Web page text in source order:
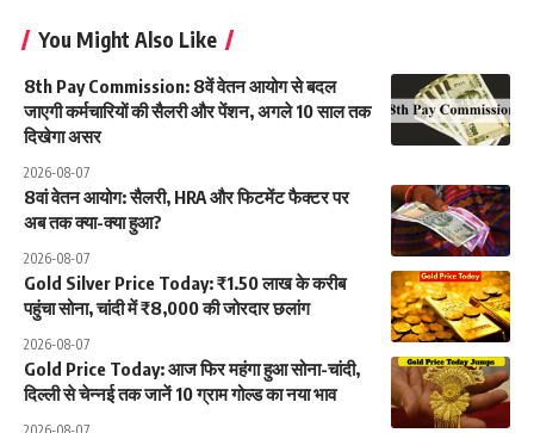
You Might Also Like
8th Pay Commission: 8वें वेतन आयोग से बदल
जाएगी कर्मचारियों की सैलरी और पेंशन, अगले 10 साल तक
दिखेगा असर
2026-08-07
8वां वेतन आयोग: सैलरी, HRA और फिटमेंट फैक्टर पर
अब तक क्या-क्या हुआ?
2026-08-07
Gold Silver Price Today: ₹1.50 लाख के करीब
पहुंचा सोना, चांदी में ₹8,000 की जोरदार छलांग
2026-08-07
Gold Price Today: आज फिर महंगा हुआ सोना-चांदी,
दिल्ली से चेन्नई तक जानें 10 ग्राम गोल्ड का नया भाव